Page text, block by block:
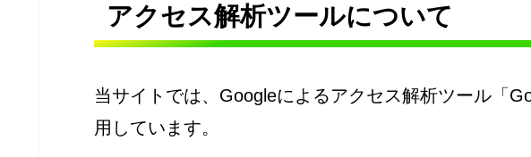
アクセス解析ツールについて
当サイトでは、Googleによるアクセス解析ツール「
用しています。